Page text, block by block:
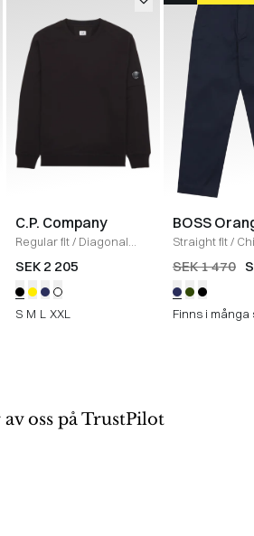
C.P. Company
Regular fit/ Diagonal
Raised Fleece Crew
SEK 2 205
S M L XXL
BOSS
Straight fit/
Straight
NAVY
SEK 1 470
Finns i
oss på TrustPilot